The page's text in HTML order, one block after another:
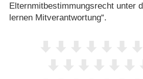
Elternmitbestimmungsrecht unter
lernen Mitverantwortung“.